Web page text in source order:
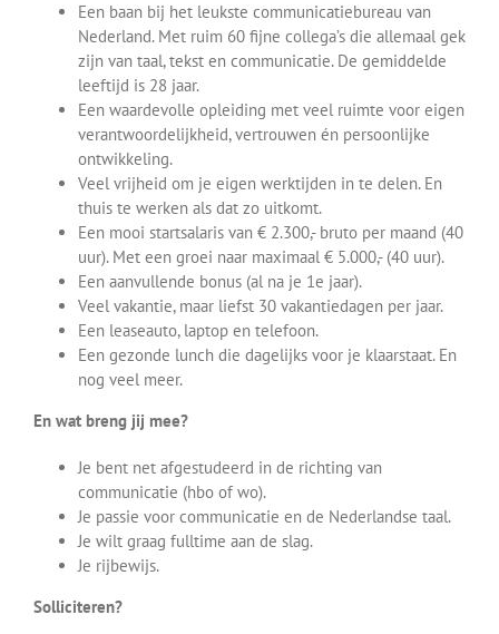
Een baan bij het leukste communicatiebureau van
Nederland. Met ruim 60 fijne collega’s die allemaal gek
zijn van taal, tekst en communicatie. De gemiddelde
leeftijd is 28 jaar.
Een waardevolle opleiding met veel ruimte voor eigen
verantwoordelijkheid, vertrouwen én persoonlijke
ontwikkeling.
Veel vrijheid om je eigen werktijden in te delen. En
thuis te werken als dat zo uitkomt.
Een mooi startsalaris van € 2.300,- bruto per maand (40
uur). Met een groei naar maximaal € 5.000,- (40 uur).
Een aanvullende bonus (al na je 1e jaar).
Veel vakantie, maar liefst 30 vakantiedagen per jaar.
Een leaseauto, laptop en telefoon.
Een gezonde lunch die dagelijks voor je klaarstaat. En
nog veel meer.
En wat breng jij mee?
Je bent net afgestudeerd in de richting van
communicatie (hbo of wo).
Je passie voor communicatie en de Nederlandse taal.
Je wilt graag fulltime aan de slag.
Je rijbewijs.
Solliciteren?